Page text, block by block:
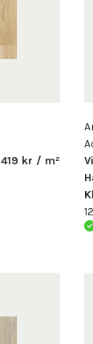
419 kr / m²